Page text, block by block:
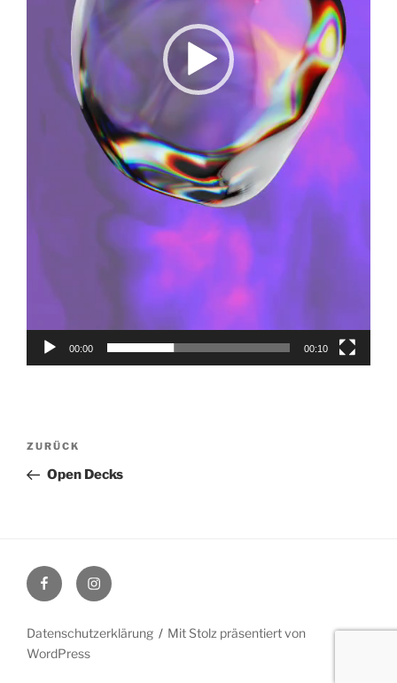
00:00 00:10
Beitragsnavigation
Vorheriger
Beitrag
ZURÜCK
Open Decks
FacebookInstagram
Datenschutzerklärung
Mit Stolz präsentiert von
WordPress